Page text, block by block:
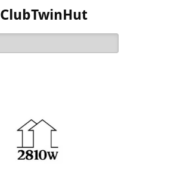
ClubTwinHut